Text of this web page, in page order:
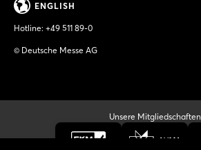
ENGLISH
Hotline: +49 511 89-0
© Deutsche Messe AG
Unsere Mitgliedschaften